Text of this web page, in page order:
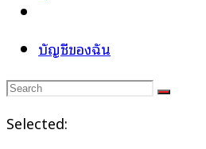
search
บัญชีของฉัน
Selected: